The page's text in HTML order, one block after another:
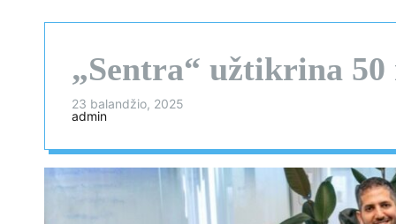
„Sentra“ užtikrina 50
23 balandžio, 2025
admin